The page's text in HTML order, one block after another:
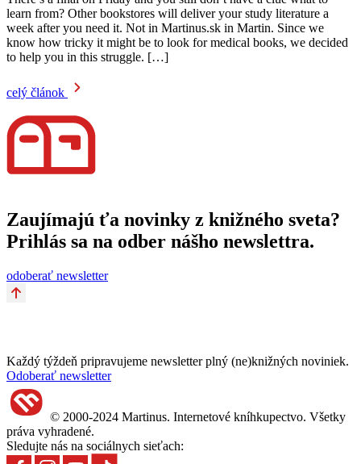
learn from? Other bookstores will deliver your study literature a
week after you need it. Not in Martinus.sk in Martin. Since we
know how tricky it might be to look for medical books, we decided
to help you in this struggle. […]
celý článok
Zaujímajú ťa novinky z knižného sveta?
Prihlás sa na odber nášho newslettra.
odoberať newsletter
Každý týždeň pripravujeme newsletter plný (ne)knižných noviniek.
Odoberať newsletter
© 2000-2024 Martinus. Internetové kníhkupectvo. Všetky
práva vyhradené.
Sledujte nás na sociálnych sieťach: